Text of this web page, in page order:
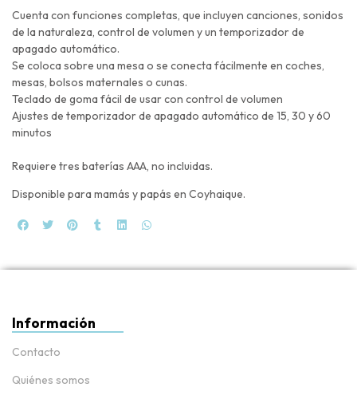
Cuenta con funciones completas, que incluyen canciones, sonidos
de la naturaleza, control de volumen y un temporizador de
apagado automático.
Se coloca sobre una mesa o se conecta fácilmente en coches,
mesas, bolsos maternales o cunas.
Teclado de goma fácil de usar con control de volumen
Ajustes de temporizador de apagado automático de 15, 30 y 60
minutos
Requiere tres baterías AAA, no incluidas.
Disponible para mamás y papás en Coyhaique.
Información
Contacto
Quiénes somos